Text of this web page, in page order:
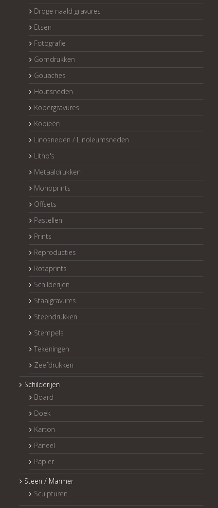
Droge naald gravures
Etsen
Fotografie
Gomdrukken
Gouaches
Houtsneden
Kopergravures
Kopieën
Linosneden / Linoleumsneden
Litho's
Metaaldrukken
Monoprints
Offsets
Pastellen
Prints
Reproducties
Rotaprints
Schilderijen
Staalgravures
Steendrukken
Stempels
Tekeningen
Zeefdrukken
Schilderijen
Board
Doek
Karton
Paneel
Papier
Steen / Marmer
Sculpturen